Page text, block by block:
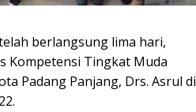
berlangsung lima hari,
Kompetensi Tingkat Muda
Padang Panjang, Drs. Asrul di